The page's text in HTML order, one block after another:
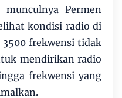
Permen
kondisi radio di
3500 frekwensi tidak
mendirikan radio
frekwensi yang